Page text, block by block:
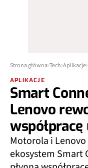
Strona główna Tech Aplikacje
APLIKACJE
Smart
Lenovo
Motorola i Lenovo
ekosystem Smart